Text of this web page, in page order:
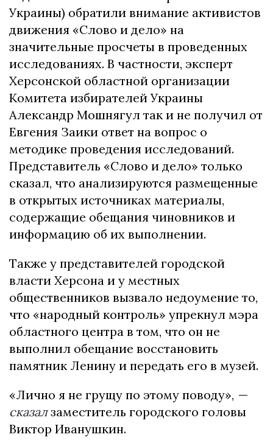
Украины) обратили внимание активистов
движения «Слово и дело» на
значительные просчеты в проведенных
исследованиях. В частности, эксперт
Херсонской областной организации
Комитета избирателей Украины
Александр Мошнягул так и не получил от
Евгения Заики ответ на вопрос о
методике проведения исследований.
Представитель «Слово и дело» только
сказал, что анализируются размещенные
в открытых источниках материалы,
содержащие обещания чиновников и
информацию об их выполнении.
Также у представителей городской
власти Херсона и у местных
общественников вызвало недоумение то,
что «народный контроль» упрекнул мэра
областного центра в том, что он не
выполнил обещание восстановить
памятник Ленину и передать его в музей.
«Лично я не грущу по этому поводу», —
сказалзаместитель городского головы
Виктор Иванушкин.